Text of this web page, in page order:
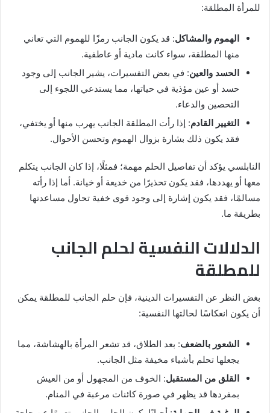
للمرأة المطلقة:
الهموم والمشاكل: قد يكون الجانب رمزًا للهموم التي تعاني
منها المطلقة، سواء كانت مادية أو عاطفية.
الحسد والعين: في بعض التفسيرات، يشير الجانب إلى وجود
حسد أو عين مؤذية في حياتها، مما يستدعي اللجوء إلى
التحصين والدعاء.
التغيير القادم: إذا رأت المطلقة الجانب يهرب منها أو يختفي،
فقد يكون ذلك بشارة بزوال الهموم وتحسن الأحوال.
النابلسي يؤكد أن تفاصيل الحلم مهمة؛ فمثلًا، إذا كان الجانب يتكلم
معها أو يهددها، فقد يكون تحذيرًا من خديعة أو خيانة. أما إذا رأته
مسالمًا، فقد يكون إشارة إلى وجود قوى خفية تحاول مساعدتها
بطريقة ما.
الدلالات النفسية لحلم الجانب
للمطلقة
بغض النظر عن التفسيرات الدينية، فإن حلم الجانب للمطلقة يمكن
أن يكون انعكاسًا لحالتها النفسية:
الشعور بالضعف: بعد الطلاق، قد تشعر المرأة بالهشاشة، مما
يجعلها تحلم بأشياء مخيفة مثل الجانب.
القلق من المستقبل: الخوف من المجهول أو من العيش
بمفردها قد يظهر في صورة كائنات مرعبة في المنام.